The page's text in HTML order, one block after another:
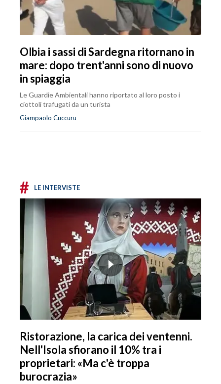
Olbia i sassi di Sardegna ritornano in
mare: dopo trent'anni sono di nuovo
in spiaggia
Le Guardie Ambientali hanno riportato al loro posto i
ciottoli trafugati da un turista
Giampaolo Cuccuru
# LE INTERVISTE
Ristorazione, la carica dei ventenni.
Nell'Isola sfiorano il 10% tra i
proprietari: «Ma c'è troppa
burocrazia»